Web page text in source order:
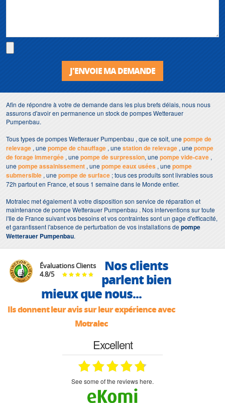
J'ENVOIE MA DEMANDE
Afin de répondre à votre de demande dans les plus brefs délais, nous nous
assurons d'avoir en permanence un stock de pompes Wetterauer
Pumpenbau.
Tous types de pompes Wetterauer Pumpenbau , que ce soit, unepompe de
relevage , unepompe de chauffage , unestation de relevage , unepompe
de forage immergée , unepompe de surpression, unepompe vide-cave ,
unepompe assainissement , unepompe eaux usées , unepompe
submersible , unepompe de surface ; tous ces produits sont livrables sous
72h partout en France, et sous 1 semaine dans le Monde entier.
Motralec met également à votre disposition son service de réparation et
maintenance de pompe Wetterauer Pumpenbau . Nos interventions sur toute
l'Ile de France suivant vos besoins et vos contraintes sont un gage d'efficacité,
et garantissent l'absence de perturbation de vos installations depompe
Wetterauer Pumpenbau.
Évaluations Clients
4.8/5
Nos clients
parlent bien
mieux que nous...
Ils donnent leur avis sur leur expérience avec
Motralec
Excellent
see some of the reviews here.